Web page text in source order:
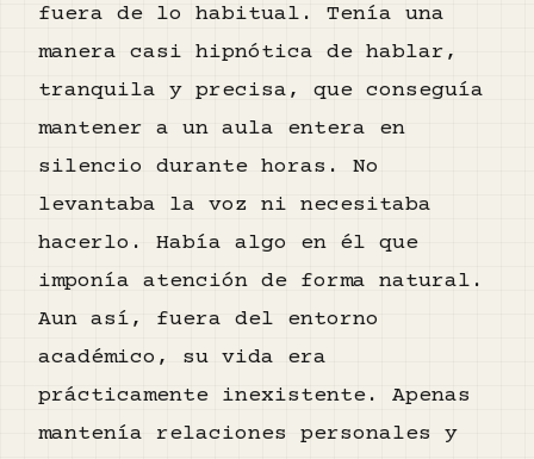
fuera de lo habitual. Tenía una
manera casi hipnótica de hablar,
tranquila y precisa, que conseguía
mantener a un aula entera en
silencio durante horas. No
levantaba la voz ni necesitaba
hacerlo. Había algo en él que
imponía atención de forma natural.
Aun así, fuera del entorno
académico, su vida era
prácticamente inexistente. Apenas
mantenía relaciones personales y